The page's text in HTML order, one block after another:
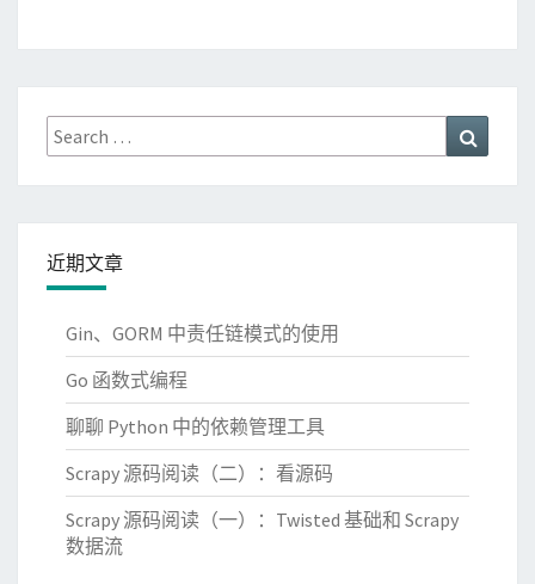
Search
for:
近期文章
Gin、GORM 中责任链模式的使用
Go 函数式编程
聊聊 Python 中的依赖管理工具
Scrapy 源码阅读（二）：看源码
Scrapy 源码阅读（一）：Twisted 基础和 Scrapy
数据流